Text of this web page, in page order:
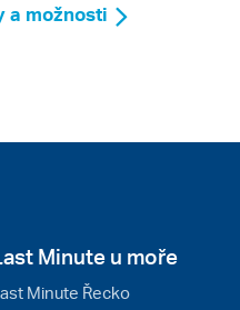
a možnosti
Minute u moře
Minute Řecko